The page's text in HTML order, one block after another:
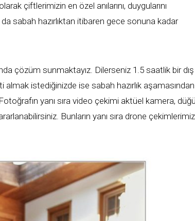
çiftlerimizin en özel anılarını, duygularını
sabah hazırlıktan itibaren gece sonuna kadar
çözüm sunmaktayız. Dilerseniz 1.5 saatlik bir dış
istediğinizde ise sabah hazırlık aşamasından
yanı sıra video çekimi aktüel kamera,
Bunların yanı sıra drone çekimlerimiz